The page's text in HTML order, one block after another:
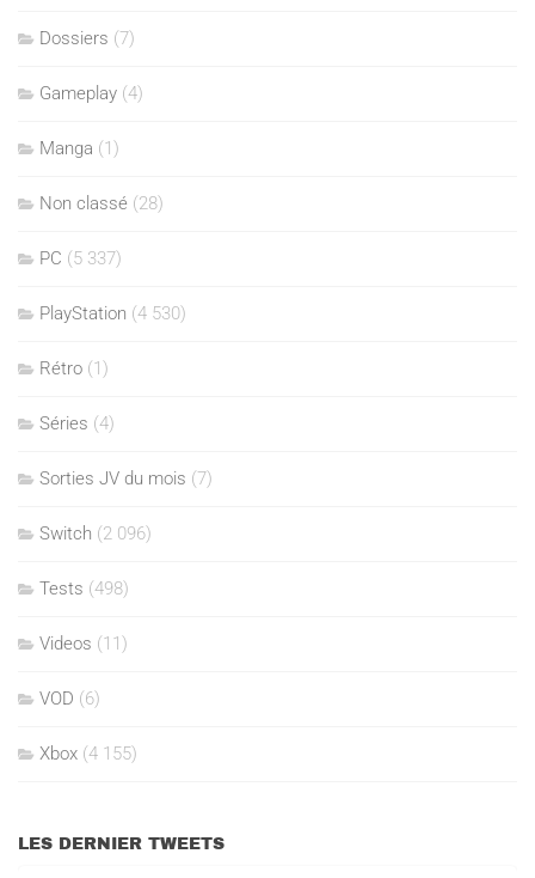
Dossiers (7)
Gameplay (4)
Manga (1)
Non classé (28)
PC (5 337)
PlayStation (4 530)
Rétro (1)
Séries (4)
Sorties JV du mois (7)
Switch (2 096)
Tests (498)
Videos (11)
VOD (6)
Xbox (4 155)
LES DERNIER TWEETS